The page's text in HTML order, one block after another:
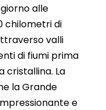
alle
chilometri di
valli
di fiumi prima
cristallina. La
la Grande
e